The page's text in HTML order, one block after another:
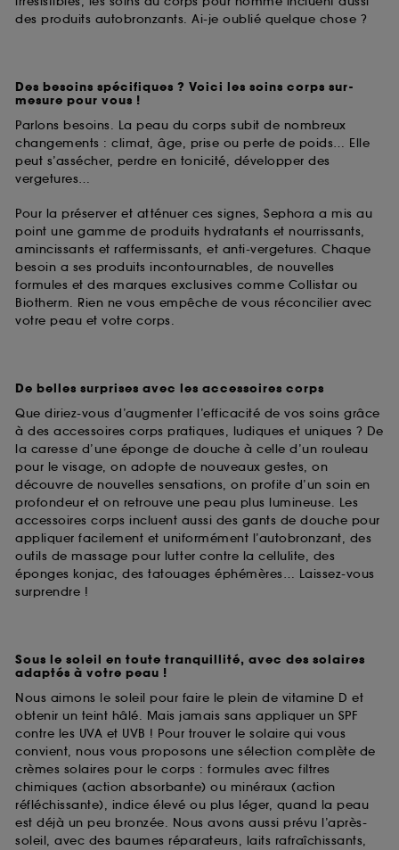
des produits autobronzants. Ai-je oublié quelque chose ?
Des besoins spécifiques ? Voici les soins corps sur-
mesure pour vous !
Parlons besoins. La peau du corps subit de nombreux
changements : climat, âge, prise ou perte de poids… Elle
peut s’assécher, perdre en tonicité, développer des
vergetures…
Pour la préserver et atténuer ces signes, Sephora a mis au
point une gamme de produits hydratants et nourrissants,
amincissants et raffermissants, et anti-vergetures. Chaque
besoin a ses produits incontournables, de nouvelles
formules et des marques exclusives comme Collistar ou
Biotherm. Rien ne vous empêche de vous réconcilier avec
votre peau et votre corps.
De belles surprises avec les accessoires corps
Que diriez-vous d’augmenter l’efficacité de vos soins grâce
à des accessoires corps pratiques, ludiques et uniques ? De
la caresse d’une éponge de douche à celle d’un rouleau
pour le visage, on adopte de nouveaux gestes, on
découvre de nouvelles sensations, on profite d’un soin en
profondeur et on retrouve une peau plus lumineuse. Les
accessoires corps incluent aussi des gants de douche pour
appliquer facilement et uniformément l’autobronzant, des
outils de massage pour lutter contre la cellulite, des
éponges konjac, des tatouages éphémères… Laissez-vous
surprendre !
Sous le soleil en toute tranquillité, avec des solaires
adaptés à votre peau !
Nous aimons le soleil pour faire le plein de vitamine D et
obtenir un teint hâlé. Mais jamais sans appliquer un SPF
contre les UVA et UVB ! Pour trouver le solaire qui vous
convient, nous vous proposons une sélection complète de
crèmes solaires pour le corps : formules avec filtres
chimiques (action absorbante) ou minéraux (action
réfléchissante), indice élevé ou plus léger, quand la peau
est déjà un peu bronzée. Nous avons aussi prévu l’après-
soleil, avec des baumes réparateurs, laits rafraîchissants,